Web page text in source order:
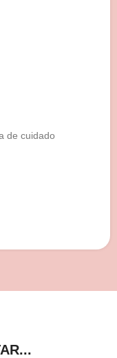
de cuidado